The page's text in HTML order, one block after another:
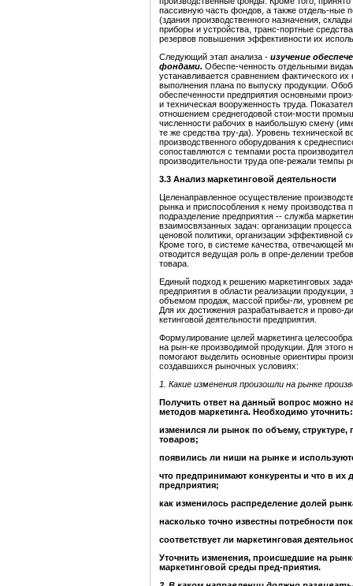
пассивную часть фондов, а также отдель-ные
(здания производственного назначения,
приборы и устройства, транс-портные
резервов повышения эффективности их
Следующий этап анализа - изучение
фондами. Обеспе-ченность отдельными
устанавливается сравнением фактического
выполнения плана по выпуску продукции.
обеспеченности предприятия основными
и техническая вооруженность труда.
отношением среднегодовой стои-мости
численности рабочих в наибольшую смену
те же средства тру-да). Уровень технической
производственного оборудования к
сопоставляются с темпами роста
производительности труда опе-режали темпы
3.3 Анализ маркетинговой деятельности
Целенаправленное осуществление
рынка и приспособления к нему производства
подразделение предприятия -- служба
взаимосвязанных задач: организации
ценовой политики, организации эффективной
Кроме того, в системе качества, отвечающей
отводится ведущая роль в опре-делении
товара.
Единый подход к решению маркетинговых
предприятия в области реализации
объемом продаж, массой прибы-ли, уровнем
Для их достижения разрабатывается и прово-
кетинговой деятельности предприятия.
Формулирование целей маркетинга
на рын-ке производимой продукции. Для этого
помогают выделить основные ориентиры
создавшихся рыночных условиях:
1. Какие изменения произошли на рынке
Получить ответ на данный вопрос можно
методов маркетинга. Необходимо уточнить:
изменился ли рынок по объему,
товаров;
появились ли ниши на рынке и
что предпринимают конкуренты и что в их
предприятия;
как изменилось распределение долей
насколько точно известны потребности
соответствует ли маркетинговая
Уточнить изменения, происшедшие на
маркетинговой среды пред-приятия.